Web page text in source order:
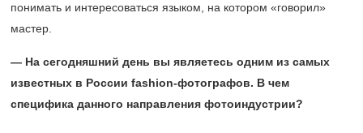
понимать и интересоваться языком, на котором «говорил»
мастер.
— На сегодняшний день вы являетесь одним из самых
известных в России fashion-фотографов. В чем
специфика данного направления фотоиндустрии?